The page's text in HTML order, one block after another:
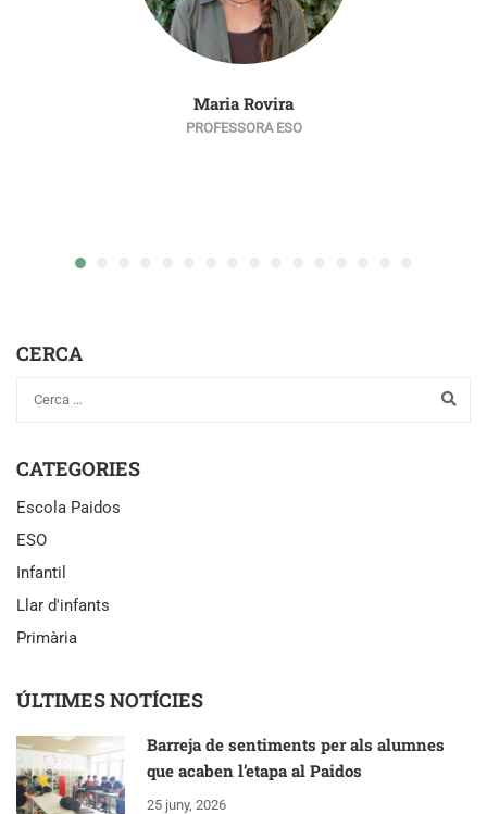
Maria Rovira
PROFESSORA ESO
CERCA
CATEGORIES
Escola Paidos
ESO
Infantil
Llar d'infants
Primària
ÚLTIMES NOTÍCIES
Barreja de sentiments per als alumnes
que acaben l’etapa al Paidos
25 juny, 2026